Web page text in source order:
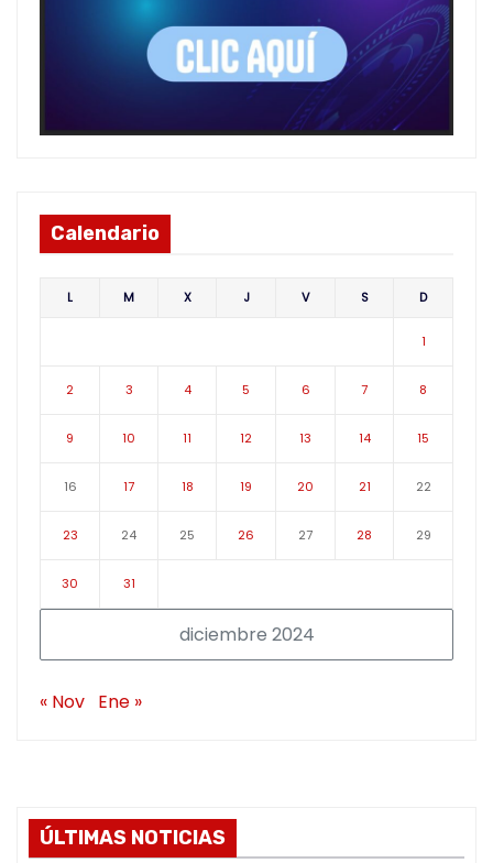
Calendario
diciembre 2024
L M X J V S D
1
2 3 4 5 6 7 8
9 10 11 12 13 14 15
16 17 18 19 20 21 22
23 24 25 26 27 28 29
30 31
« Nov Ene »
ÚLTIMAS NOTICIAS